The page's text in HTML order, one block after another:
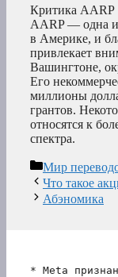
Критика AARP
AARP — одна
в Америке, и
привлекает
Вашингтоне,
Его
миллионы
грантов.
относятся к
спектра.
Рубрики
Мир
Что такое
Абэномика
* Meta